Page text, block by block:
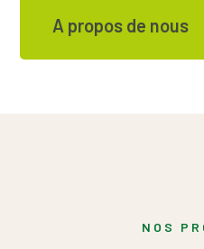
A propos de nous
NOS